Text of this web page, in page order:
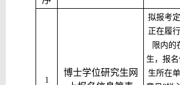
1
博士学位研究生网
拟报考
正在履
限内的
生，报
生所在